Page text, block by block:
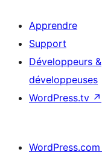
Apprendre
Support
Développeurs &
développeuses
WordPress.tv ↗
WordPress.com